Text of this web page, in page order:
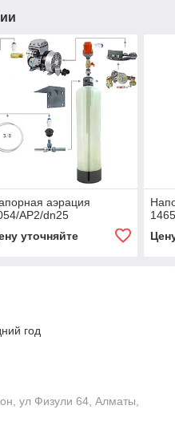
аэрация
AP2/dn25
уточняйте
год
ул Физули 64, Алматы,